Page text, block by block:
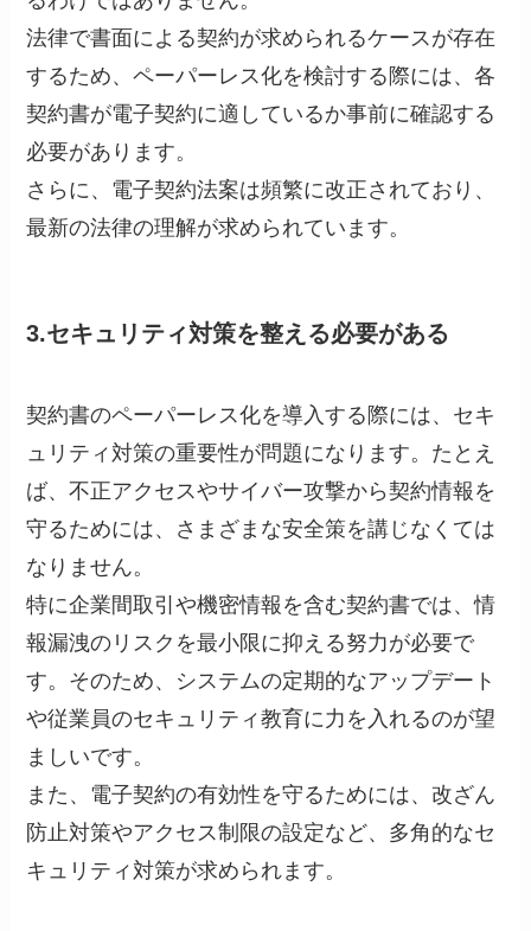
法律で書面による契約が求められるケースが存在
するため、ペーパーレス化を検討する際には、各
契約書が電子契約に適しているか事前に確認する
必要があります。
さらに、電子契約法案は頻繁に改正されており、
最新の法律の理解が求められています。
3.セキュリティ対策を整える必要がある
契約書のペーパーレス化を導入する際には、セキ
ュリティ対策の重要性が問題になります。たとえ
ば、不正アクセスやサイバー攻撃から契約情報を
守るためには、さまざまな安全策を講じなくては
なりません。
特に企業間取引や機密情報を含む契約書では、情
報漏洩のリスクを最小限に抑える努力が必要で
す。そのため、システムの定期的なアップデート
や従業員のセキュリティ教育に力を入れるのが望
ましいです。
また、電子契約の有効性を守るためには、改ざん
防止対策やアクセス制限の設定など、多角的なセ
キュリティ対策が求められます。